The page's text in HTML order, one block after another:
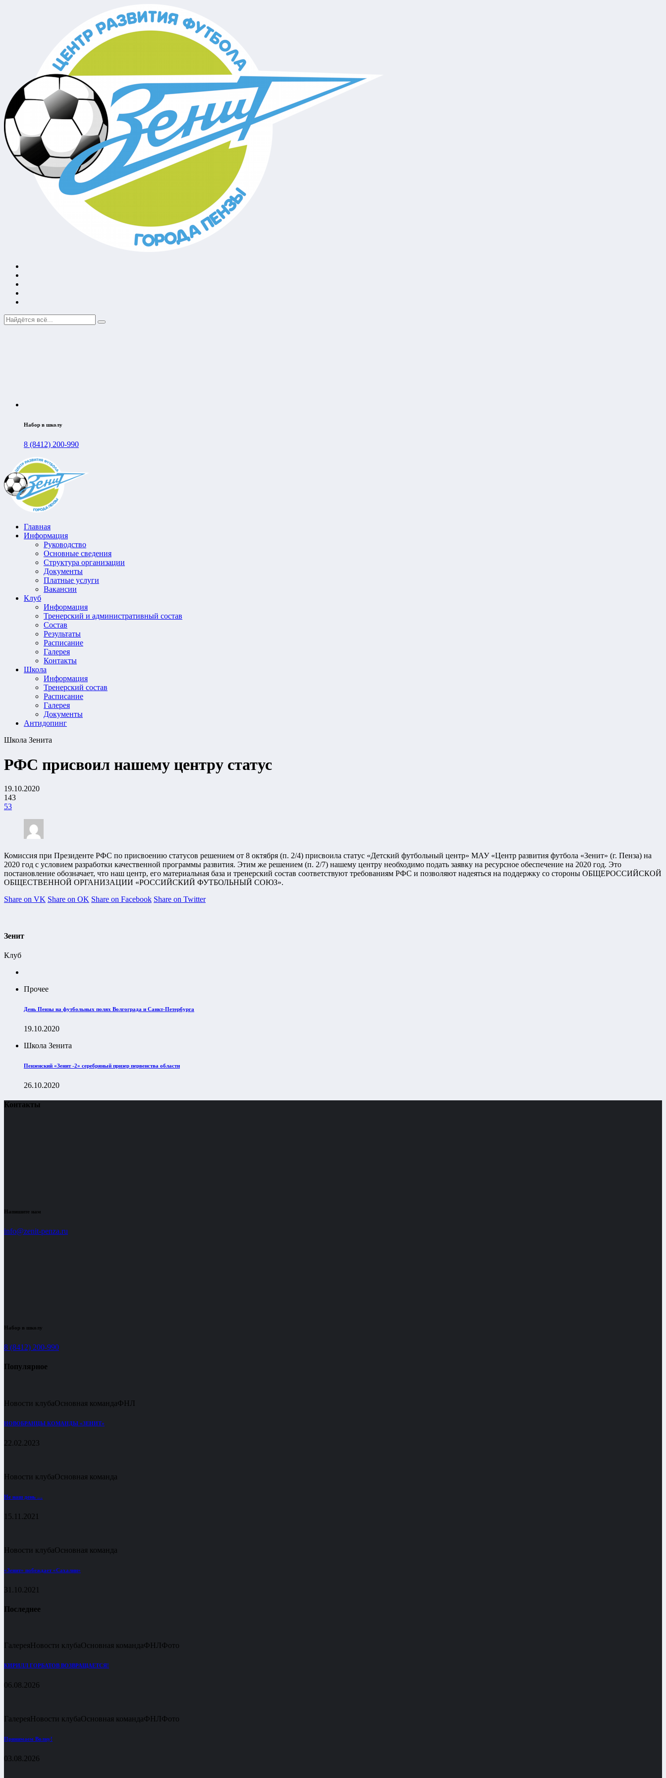
Набор в школу
8 (8412) 200-990
Главная
Информация
Руководство
Основные сведения
Структура организации
Документы
Платные услуги
Вакансии
Клуб
Информация
Тренерский и административный состав
Состав
Результаты
Расписание
Галерея
Контакты
Школа
Информация
Тренерский состав
Расписание
Галерея
Документы
Антидопинг
Школа Зенита
РФС присвоил нашему центру статус
19.10.2020
143
53
Комиссия при Президенте РФС по присвоению статусов решением от 8 октября (п. 2/4) присвоила статус «Детский футбольный центр» МАУ «Центр развития футбола «Зенит» (г. Пенза) на
2020 год с условием разработки качественной программы развития. Этим же решением (п. 2/7) нашему центру необходимо подать заявку на ресурсное обеспечение на 2020 год. Это
постановление обозначает, что наш центр, его материальная база и тренерский состав соответствуют требованиям РФС и позволяют надеяться на поддержку со стороны ОБЩЕРОССИЙСКОЙ
ОБЩЕСТВЕННОЙ ОРГАНИЗАЦИИ «РОССИЙСКИЙ ФУТБОЛЬНЫЙ СОЮЗ».
Share on VK Share on OK Share on Facebook Share on Twitter
Зенит
Клуб
Прочее
День Пензы на футбольных полях Волгограда и Санкт-Петербурга
19.10.2020
Школа Зенита
Пензенский «Зенит -2» серебряный призер первенства области
26.10.2020
Контакты
Напишите нам
info@zenit-penza.ru
Набор в школу
8 (8412) 200-990
Популярное
Новости клубаОсновная командаФНЛ
НОВОБРАНЦЫ КОМАНДЫ «ЗЕНИТ»
22.02.2023
Новости клубаОсновная команда
Не наш день …
15.11.2021
Новости клубаОсновная команда
«Зенит» побеждает «Сахалин»
31.10.2021
Последнее
ГалереяНовости клубаОсновная командаФНЛФото
КИРИЛЛ ГОРБАТОВ ВОЗВРАЩАЕТСЯ!
06.08.2026
ГалереяНовости клубаОсновная командаФНЛФото
Принимаем Волну!
03.08.2026